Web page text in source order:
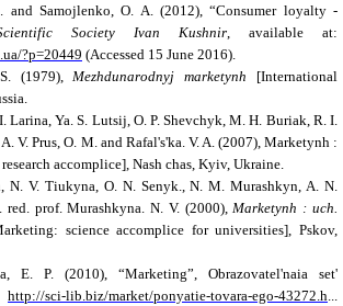
Samojlenko, O. A. (2012), “Consumer loyalty -
Society Ivan Kushnir , available at:
?p=20449 (Accessed 15 June 2016).
(1979), Mezhdunarodnyj marketynh [International
Larina, Ya. S. Lutsij, O. P. Shevchyk, M. H. Buriak, R. I.
V. Prus, O. M. and Rafal's'ka. V. A. (2007), Marketynh :
accomplice], Nash chas, Kyiv, Ukraine.
N. V. Tiukyna, O. N. Senyk., N. M. Murashkyn, A. N.
prof. Murashkyna. N. V. (2000), Marketynh : uch.
science accomplice for universities], Pskov,
E. P. (2010), “Marketing”, Obrazovatel'naia set'
http://sci-lib.biz/market/ponyatie-tovara-ego-43272.h